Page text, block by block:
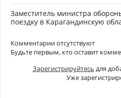
Заместитель министра
поездку в Карагандинскую
Комментарии отсутствуют
Будьте первым, кто оставит
Зарегистрируйтесь для
Уже